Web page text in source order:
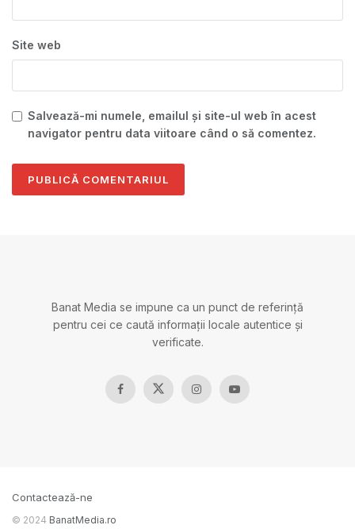
Site web
Salvează-mi numele, emailul și site-ul web în acest
navigator pentru data viitoare când o să comentez.
Banat Media se impune ca un punct de referință
pentru cei ce caută informații locale autentice și
verificate.
Contactează-ne
© 2024 BanatMedia.ro